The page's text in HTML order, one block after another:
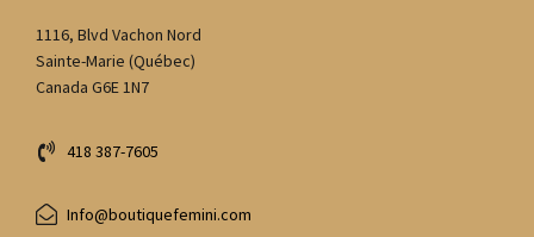
1116, Blvd Vachon Nord
Sainte-Marie (Québec)
Canada G6E 1N7
418 387-7605
Info@boutiquefemini.com